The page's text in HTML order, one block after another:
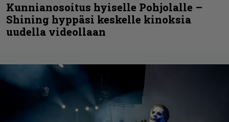
Kunnianosoitus hyiselle Pohjolalle –
Shining hyppäsi keskelle kinoksia
uudella videollaan